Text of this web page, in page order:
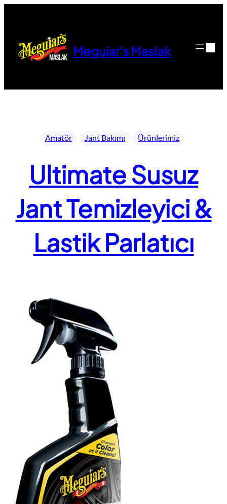
Meguiar's Maslak
Amatör Jant Bakımı Ürünlerimiz
Ultimate Susuz
Jant Temizleyici &
Lastik Parlatıcı